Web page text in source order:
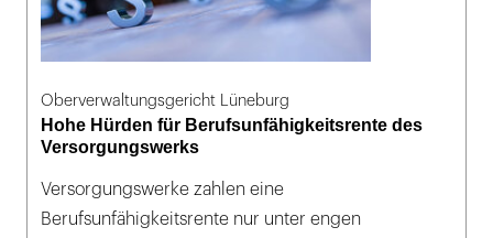
Oberverwaltungsgericht Lüneburg
Hohe Hürden für Berufsunfähigkeitsrente des
Versorgungswerks
Versorgungswerke zahlen eine
Berufsunfähigkeitsrente nur unter engen